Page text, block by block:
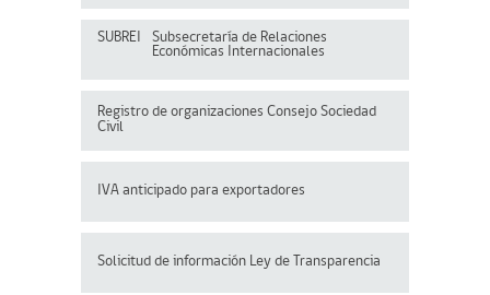
SUBREI
Subsecretaría de Relaciones
Económicas Internacionales
Registro de organizaciones Consejo Sociedad
Civil
IVA anticipado para exportadores
Solicitud de información Ley de Transparencia